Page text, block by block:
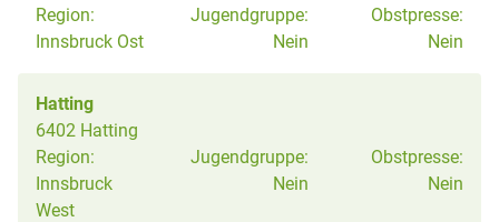
Region:
Innsbruck Ost
Jugendgruppe:
Nein
Obstpresse:
Nein
Hatting
6402 Hatting
Region:
Innsbruck
West
Jugendgruppe:
Nein
Obstpresse:
Nein